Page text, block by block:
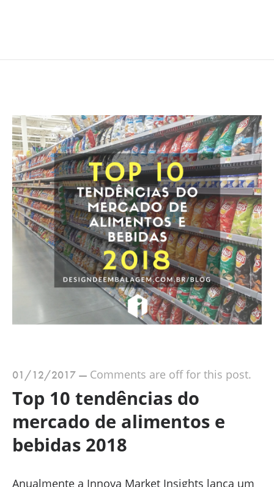
01/12/2017— Comments are off for this post.
Top 10 tendências do
mercado de alimentos e
bebidas 2018
Anualmente a Innova Market Insights lança um